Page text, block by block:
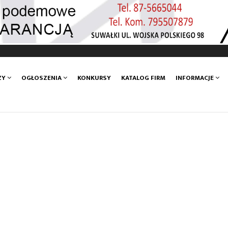
OGŁOSZENIA KONKURSY KATALOG FIRM INFORMACJE